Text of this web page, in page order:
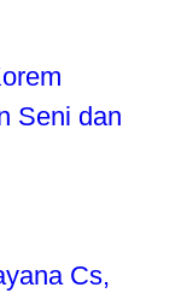
Seni dan
Cs,